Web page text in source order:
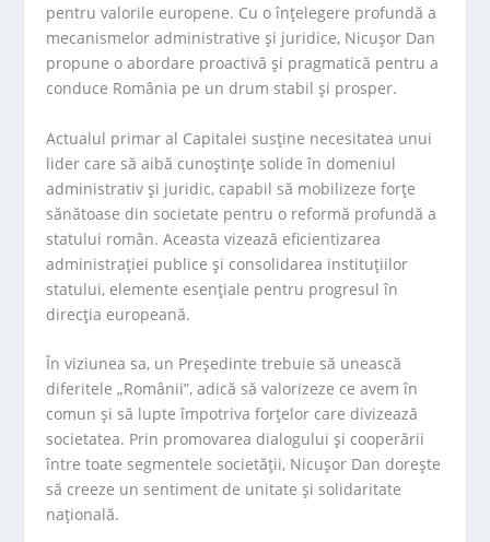
pentru valorile europene. Cu o înţelegere profundă a
mecanismelor administrative şi juridice, Nicuşor Dan
propune o abordare proactivă şi pragmatică pentru a
conduce România pe un drum stabil şi prosper.
Actualul primar al Capitalei susţine necesitatea unui
lider care să aibă cunoştinţe solide în domeniul
administrativ şi juridic, capabil să mobilizeze forţe
sănătoase din societate pentru o reformă profundă a
statului român. Aceasta vizează eficientizarea
administraţiei publice şi consolidarea instituţiilor
statului, elemente esenţiale pentru progresul în
direcţia europeană.
În viziunea sa, un Preşedinte trebuie să unească
diferitele „Românii”, adică să valorizeze ce avem în
comun şi să lupte împotriva forțelor care divizează
societatea. Prin promovarea dialogului şi cooperării
între toate segmentele societăţii, Nicuşor Dan doreşte
să creeze un sentiment de unitate şi solidaritate
naţională.